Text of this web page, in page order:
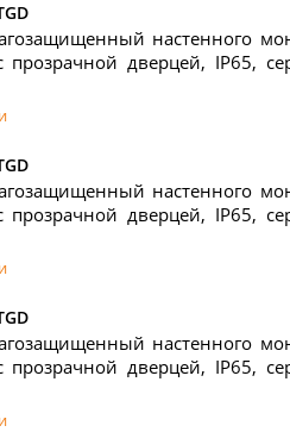
настенного
прозрачной дверцей, IP65,
настенного
прозрачной дверцей, IP65,
настенного
прозрачной дверцей, IP65,